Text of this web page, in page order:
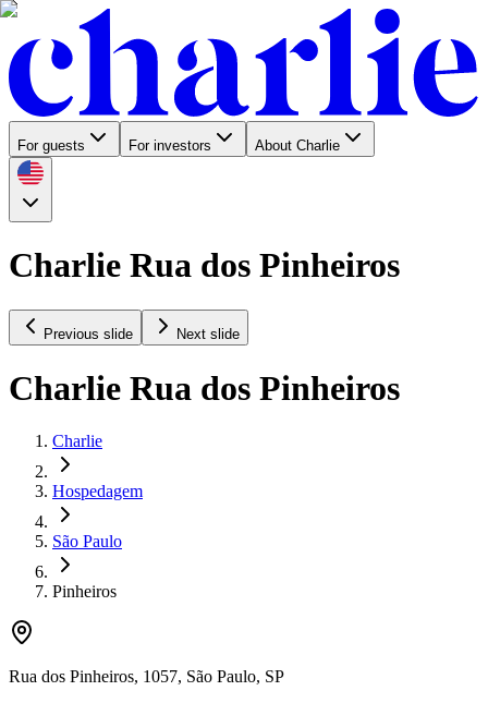
For guests For investors About Charlie
Charlie Rua dos Pinheiros
Previous slide Next slide
Charlie Rua dos Pinheiros
Charlie
Hospedagem
São Paulo
Pinheiros
Rua dos Pinheiros, 1057, São Paulo, SP